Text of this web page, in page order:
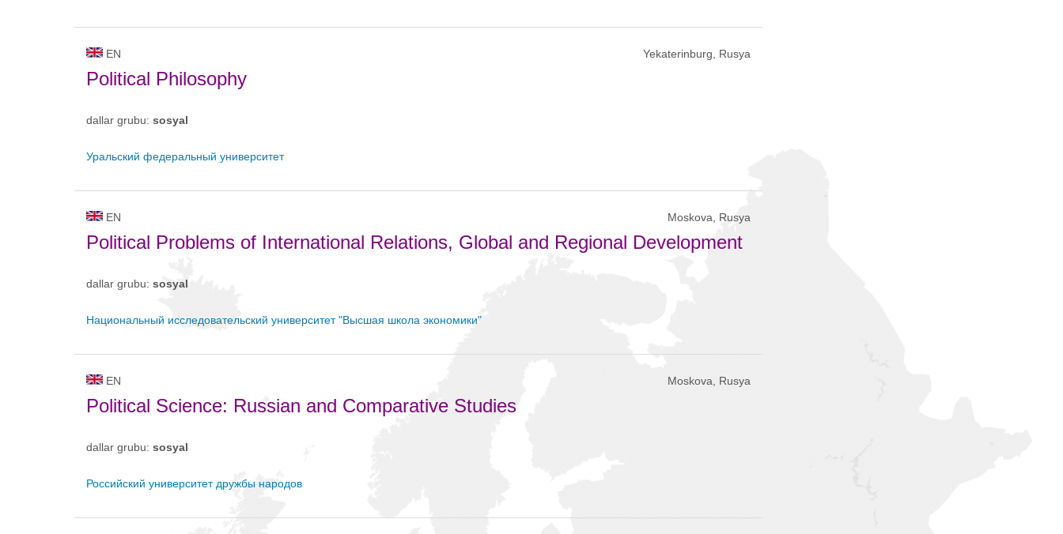
EN Yekaterinburg, Rusya
Political Philosophy
dallar grubu: sosyal
Уральский федеральный университет
EN Moskova, Rusya
Political Problems of International Relations, Global and Regional Development
dallar grubu: sosyal
Национальный исследовательский университет "Высшая школа экономики"
EN Moskova, Rusya
Political Science: Russian and Comparative Studies
dallar grubu: sosyal
Российский университет дружбы народов